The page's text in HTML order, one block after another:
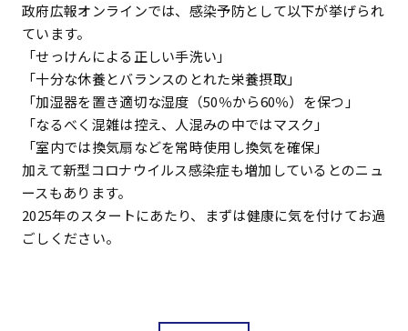
政府広報オンラインでは、感染予防として以下が挙げられ
ています。
「せっけんによる正しい手洗い」
「十分な休養とバランスのとれた栄養摂取」
「加湿器を置き適切な湿度（50％から60％）を保つ」
「なるべく混雑は控え、人混みの中ではマスク」
「室内では換気扇などを常時使用し換気を確保」
加えて新型コロナウイルス感染症も増加しているとのニュ
ースもあります。
2025年のスタートにあたり、まずは健康に気を付けてお過
ごしください。